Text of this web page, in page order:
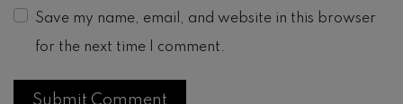
Save my name, email, and website in this browser
for the next time I comment.